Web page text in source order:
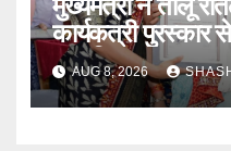
मुख्यमंत्री ने तीलू
कार्यकत्री पुरस्कार
सम्मानित
AUG 8, 2026